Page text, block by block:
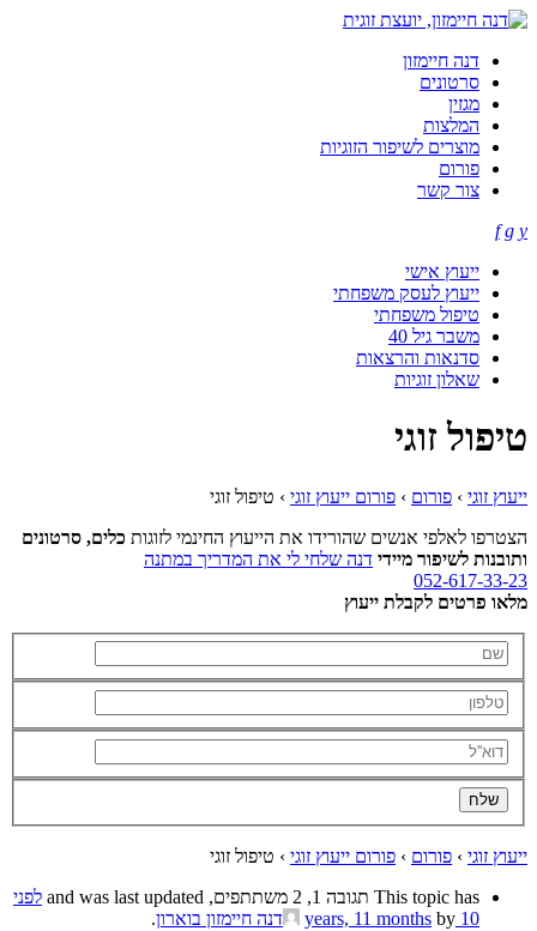
דנה חיימזון
סרטונים
מגזין
המלצות
מוצרים לשיפור הזוגיות
פורום
צור קשר
f g y
ייעוץ אישי
ייעוץ לעסק משפחתי
טיפול משפחתי
משבר גיל 40
סדנאות והרצאות
שאלון זוגיות
טיפול זוגי
ייעוץ זוגי › פורום › פורום ייעוץ זוגי › טיפול זוגי
הצטרפו לאלפי אנשים שהורידו את הייעוץ החינמי לזוגות כלים, סרטונים
ותובנות לשיפור מיידי דנה שלחי לי את המדריך במתנה
052-617-33-23
מלאו פרטים לקבלת ייעוץ
ייעוץ זוגי › פורום › פורום ייעוץ זוגי › טיפול זוגי
This topic has תגובה 1, 2 משתתפים, and was last updated
לפני
10 years, 11 months
by דנה חיימזון בוארון.